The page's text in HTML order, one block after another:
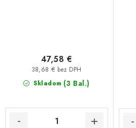
Skladom (3 Bal.)
38,68 € bez DPH
47,58 €